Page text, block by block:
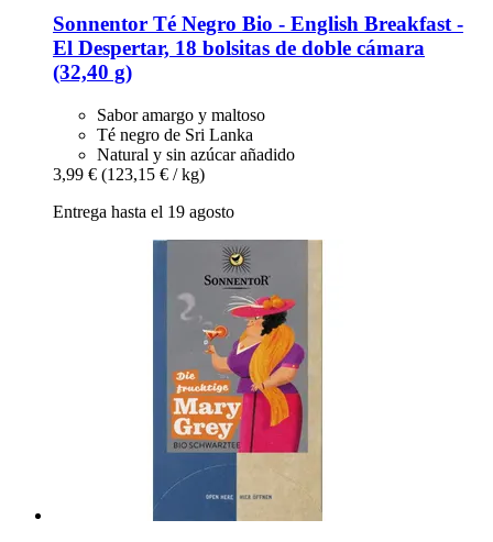
Sonnentor Té Negro Bio -​ English Breakfast -​
El Despertar, 18 bolsitas de doble cámara
(32,40 g)
Sabor amargo y maltoso
Té negro de Sri Lanka
Natural y sin azúcar añadido
3,99 € (123,15 € / kg)
Entrega hasta el 19 agosto